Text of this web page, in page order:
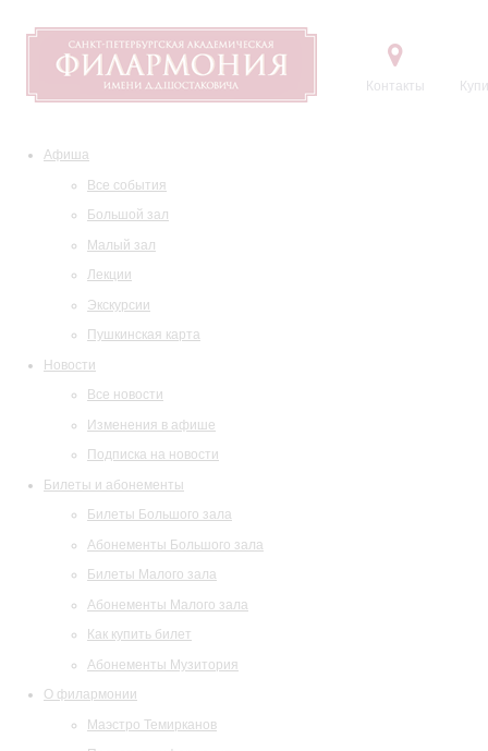
Контакты
Афиша
Все события
Большой зал
Малый зал
Лекции
Экскурсии
Пушкинская карта
Новости
Все новости
Изменения в афише
Подписка на новости
Билеты и абонементы
Билеты Большого зала
Абонементы Большого зала
Билеты Малого зала
Абонементы Малого зала
Как купить билет
Абонементы Музитория
О филармонии
Маэстро Темирканов